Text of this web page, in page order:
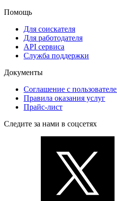
Помощь
Для соискателя
Для работодателя
API сервиса
Служба поддержки
Документы
Соглашение с
Правила оказания услуг
Прайс-лист
Следите за нами в соцсетях